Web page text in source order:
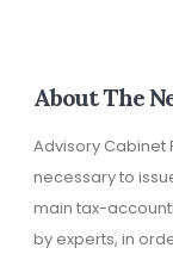
About The
Advisory Cabinet
necessary to
main tax-
by experts, in